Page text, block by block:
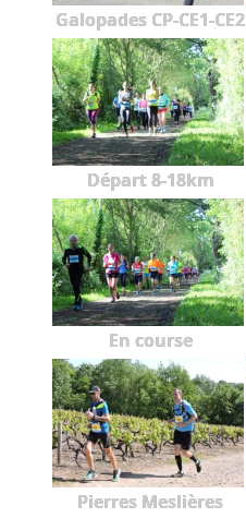
Galopades CP-CE1-CE2
Départ 8-18km
En course
Pierres Meslières